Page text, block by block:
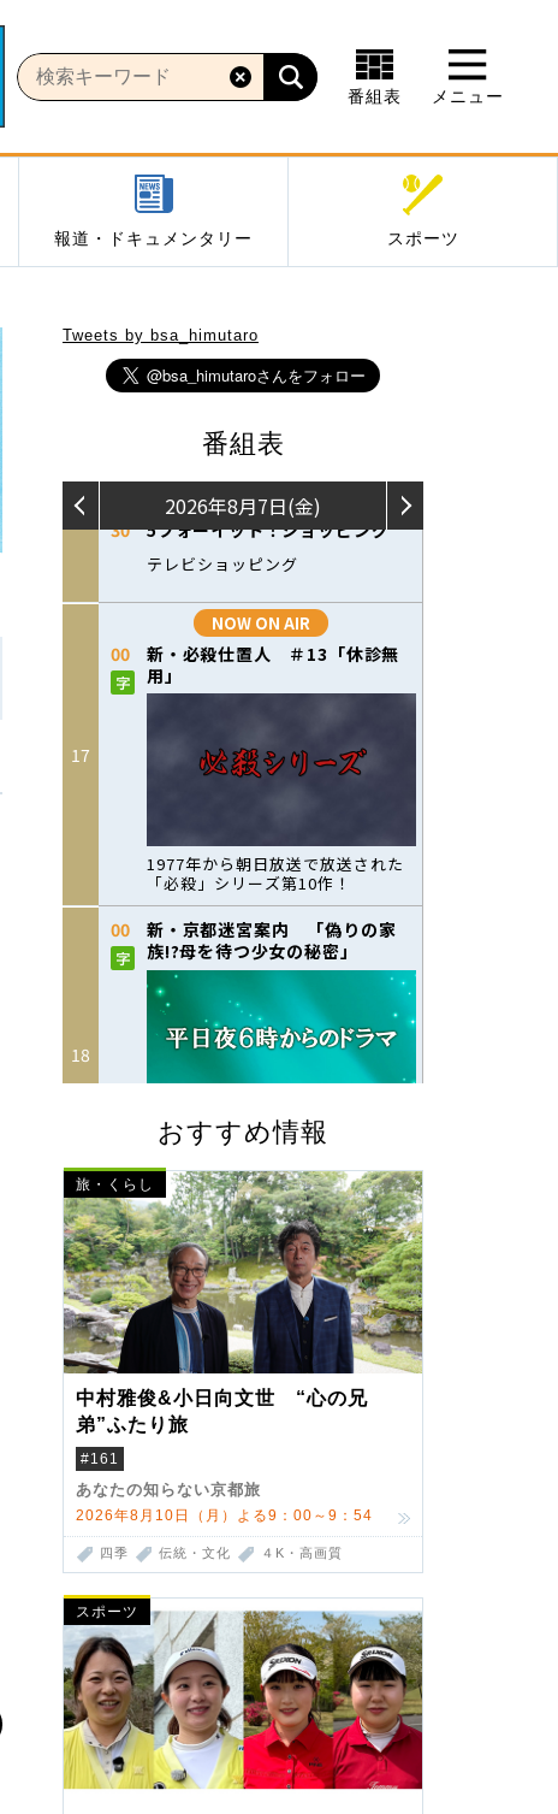
番組表 メニュー
報道・ドキュメンタリー スポーツ
Tweets by bsa_himutaro
番組表
おすすめ情報
旅・くらし
中村雅俊&小日向文世 “心の兄
弟”ふたり旅
#161
あなたの知らない京都旅
2026年8月10日（月）よる9：00～9：54
四季 伝統・文化 ４K・高画質
スポーツ